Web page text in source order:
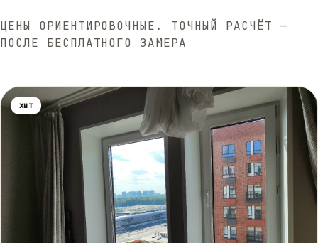
ЦЕНЫ ОРИЕНТИРОВОЧНЫЕ. ТОЧНЫЙ РАСЧЁТ —
ПОСЛЕ БЕСПЛАТНОГО ЗАМЕРА
хит